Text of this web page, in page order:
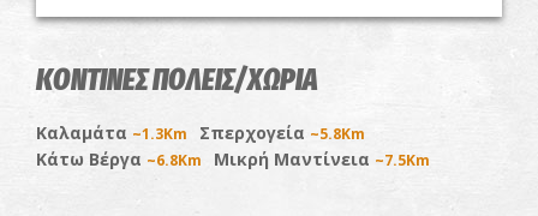
ΚΟΝΤΙΝΕΣ ΠΟΛΕΙΣ/ΧΩΡΙΑ
Καλαμάτα ~1.3Km Σπερχογεία ~5.8Km
Κάτω Βέργα ~6.8Km Μικρή Μαντίνεια ~7.5Km